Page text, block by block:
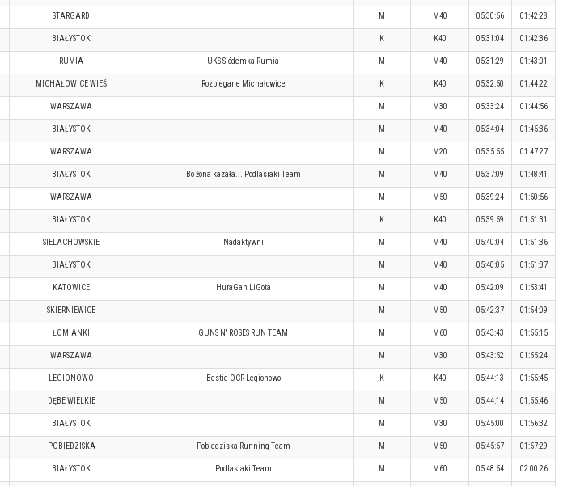
STARGARD M M40 05:30:56 01:42:28
BIAŁYSTOK K K40 05:31:04 01:42:36
RUMIA UKS Siódemka Rumia M M40 05:31:29 01:43:01
MICHAŁOWICE WIEŚ Rozbiegane Michałowice K K40 05:32:50 01:44:22
WARSZAWA M M30 05:33:24 01:44:56
BIAŁYSTOK M M40 05:34:04 01:45:36
WARSZAWA M M20 05:35:55 01:47:27
BIAŁYSTOK Bo żona kazała... Podlasiaki Team M M40 05:37:09 01:48:41
WARSZAWA M M50 05:39:24 01:50:56
BIAŁYSTOK K K40 05:39:59 01:51:31
SIELACHOWSKIE Nadaktywni M M40 05:40:04 01:51:36
BIAŁYSTOK M M40 05:40:05 01:51:37
KATOWICE HuraGan LiGota M M40 05:42:09 01:53:41
SKIERNIEWICE M M50 05:42:37 01:54:09
ŁOMIANKI GUNS N' ROSES RUN TEAM M M60 05:43:43 01:55:15
WARSZAWA M M30 05:43:52 01:55:24
LEGIONOWO Bestie OCR Legionowo K K40 05:44:13 01:55:45
DĘBE WIELKIE M M50 05:44:14 01:55:46
BIAŁYSTOK M M30 05:45:00 01:56:32
POBIEDZISKA Pobiedziska Running Team M M50 05:45:57 01:57:29
BIAŁYSTOK Podlasiaki Team M M60 05:48:54 02:00:26